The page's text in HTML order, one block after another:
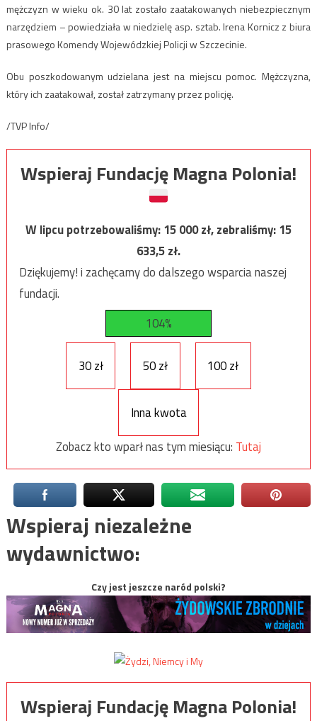
mężczyzn w wieku ok. 30 lat zostało zaatakowanych niebezpiecznym
narzędziem – powiedziała w niedzielę asp. sztab. Irena Kornicz z biura
prasowego Komendy Wojewódzkiej Policji w Szczecinie.
Obu poszkodowanym udzielana jest na miejscu pomoc. Mężczyzna,
który ich zaatakował, został zatrzymany przez policję.
/TVP Info/
Wspieraj Fundację Magna Polonia!
W lipcu potrzebowaliśmy:15 000zł, zebraliśmy:15
633,5zł.
Dziękujemy! i zachęcamy do dalszego wsparcia naszej
fundacji.
104%
30 zł 50 zł 100 zł
Inna kwota
Zobacz kto wparł nas tym miesiącu: Tutaj
Wspieraj niezależne
wydawnictwo:
Czy jest jeszcze naród polski?
Wspieraj Fundację Magna Polonia!